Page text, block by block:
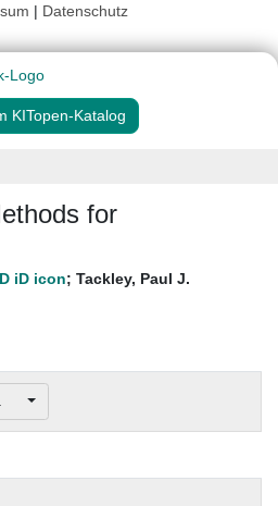
| Datenschutz
KITopen-Katalog
for
; Tackley, Paul J.